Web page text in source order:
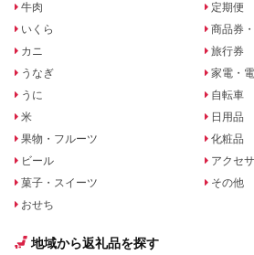
牛肉
いくら
カニ
うなぎ
うに
米
果物・フルーツ
ビール
菓子・スイーツ
おせち
定期便
商品券
旅行券
家電・
自転車
日用品
化粧品
アクセ
その他
地域から返礼品を探す